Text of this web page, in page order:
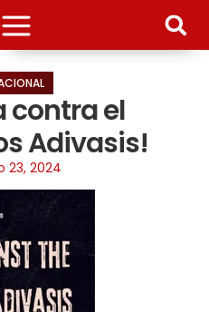
contra el
Adivasis!
23, 2024